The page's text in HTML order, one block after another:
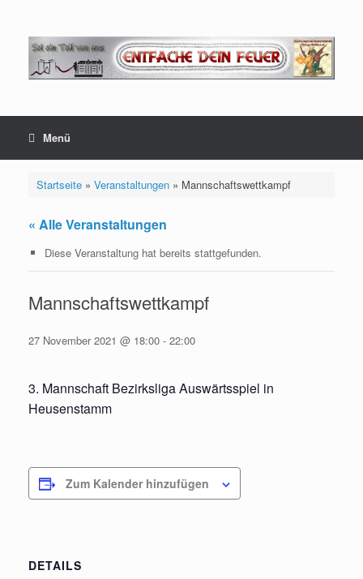
springen
Menü
Startseite» Veranstaltungen» Mannschaftswettkampf
« Alle Veranstaltungen
Diese Veranstaltung hat bereits stattgefunden.
Mannschaftswettkampf
27 November 2021 @ 18:00 - 22:00
3. Mannschaft Bezirksliga Auswärtsspiel in
Heusenstamm
Zum Kalender hinzufügen
DETAILS